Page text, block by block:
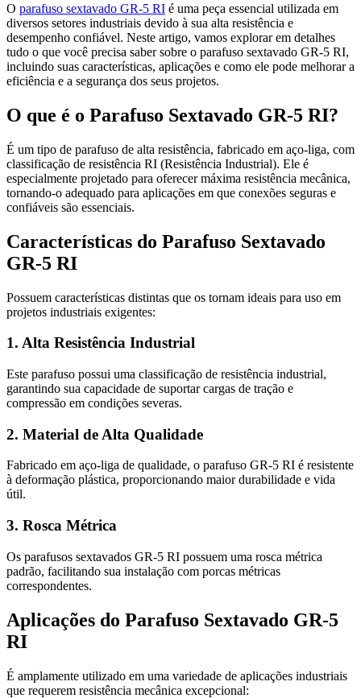
O parafuso sextavado GR-5 RI é uma peça essencial utilizada em
diversos setores industriais devido à sua alta resistência e
desempenho confiável. Neste artigo, vamos explorar em detalhes
tudo o que você precisa saber sobre o parafuso sextavado GR-5 RI,
incluindo suas características, aplicações e como ele pode melhorar a
eficiência e a segurança dos seus projetos.
O que é o Parafuso Sextavado GR-5 RI?
É um tipo de parafuso de alta resistência, fabricado em aço-liga, com
classificação de resistência RI (Resistência Industrial). Ele é
especialmente projetado para oferecer máxima resistência mecânica,
tornando-o adequado para aplicações em que conexões seguras e
confiáveis são essenciais.
Características do Parafuso Sextavado
GR-5 RI
Possuem características distintas que os tornam ideais para uso em
projetos industriais exigentes:
1. Alta Resistência Industrial
Este parafuso possui uma classificação de resistência industrial,
garantindo sua capacidade de suportar cargas de tração e
compressão em condições severas.
2. Material de Alta Qualidade
Fabricado em aço-liga de qualidade, o parafuso GR-5 RI é resistente
à deformação plástica, proporcionando maior durabilidade e vida
útil.
3. Rosca Métrica
Os parafusos sextavados GR-5 RI possuem uma rosca métrica
padrão, facilitando sua instalação com porcas métricas
correspondentes.
Aplicações do Parafuso Sextavado GR-5
RI
É amplamente utilizado em uma variedade de aplicações industriais
que requerem resistência mecânica excepcional: